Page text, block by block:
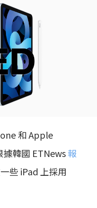
和 Apple
韓國 ETNews報
些 iPad 上採用